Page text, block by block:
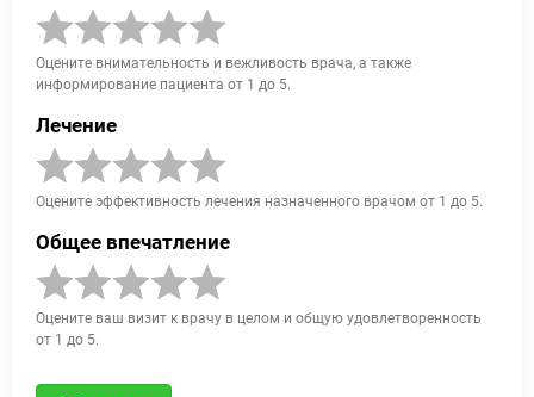
Оцените внимательность и вежливость врача, а также
информирование пациента от 1 до 5.
Лечение
Оцените эффективность лечения назначенного врачом от 1 до 5.
Общее впечатление
Оцените ваш визит к врачу в целом и общую удовлетворенность
от 1 до 5.